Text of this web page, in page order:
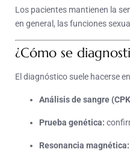
Los pacientes mantienen la
en general, las funciones
¿Cómo se
El diagnóstico suele hacerse
Análisis de sangre
Prueba genética:
Resonancia magnética: